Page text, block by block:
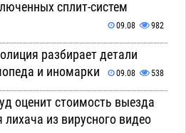
сплит-систем
09.08 982
разбирает детали
и иномарки
09.08 538
оценит стоимость выезда
лихача из вирусного видео